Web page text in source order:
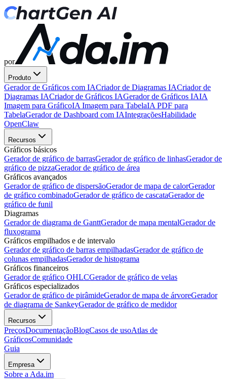
por
Produto
Gerador de Gráficos com IACriador de Diagramas IACriador de
Diagramas IACriador de Gráficos IAGerador de Gráficos IAIA
Imagem para GráficoIA Imagem para TabelaIA PDF para
TabelaGerador de Dashboard com IAIntegraçõesHabilidade
OpenClaw
Recursos
Gráficos básicos
Gerador de gráfico de barrasGerador de gráfico de linhasGerador de
gráfico de pizzaGerador de gráfico de área
Gráficos avançados
Gerador de gráfico de dispersãoGerador de mapa de calorGerador
de gráfico combinadoGerador de gráfico de cascataGerador de
gráfico de funil
Diagramas
Gerador de diagrama de GanttGerador de mapa mentalGerador de
fluxograma
Gráficos empilhados e de intervalo
Gerador de gráfico de barras empilhadasGerador de gráfico de
colunas empilhadasGerador de histograma
Gráficos financeiros
Gerador de gráfico OHLCGerador de gráfico de velas
Gráficos especializados
Gerador de gráfico de pirâmideGerador de mapa de árvoreGerador
de diagrama de SankeyGerador de gráfico de medidor
Recursos
PreçosDocumentaçãoBlogCasos de usoAtlas de
GráficosComunidade
Guia
Empresa
Sobre a Ada.im